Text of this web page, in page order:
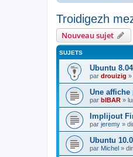
Troidigezh
Nouveau sujet
SUJETS
Ubuntu
par drouizig »
Une
par bIBAR »
Implijout
par jeremy »
Ubuntu
par Michel »